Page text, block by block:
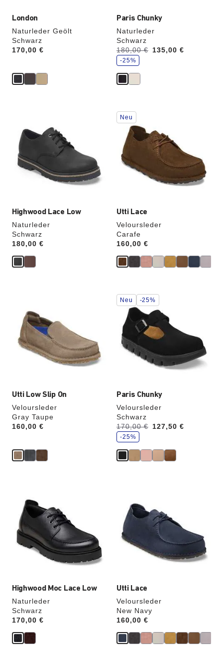
London
Naturleder Geölt
Schwarz
Price:
170,00 €
Paris Chunky
Naturleder
Schwarz
Vorher:
180,00 €
Jetzt 135,00 €
S
p
a
r
e
-25%
Highwood Lace Low
Naturleder
Schwarz
Price:
180,00 €
Farben
werden
die
Produktbilder
aktualisiert.
Utti Lace
Veloursleder
Carafe
Price:
160,00 €
Durch
Anklicken
Farben
werden
die
Produktbilder
aktualisiert.
Neu
Utti Low Slip On
Veloursleder
Gray Taupe
Price:
160,00 €
Farben
werden
die
Produktbilder
aktualisiert.
Paris Chunky
Veloursleder
Schwarz
Vorher:
170,00 €
Jetzt 127,50 €
S
p
a
r
e
-25%
Durch
Anklicken
Farben
werden
die
Produktbilder
aktualisiert.
Neu -25%
Highwood Moc Lace Low
Naturleder
Schwarz
Price:
170,00 €
Farben
werden
die
Produktbilder
aktualisiert.
Utti Lace
Veloursleder
New Navy
Price:
160,00 €
Farben
werden
die
Produktbilder
aktualisiert.